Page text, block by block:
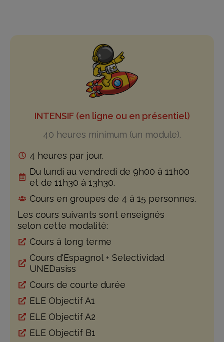
INTENSIF (en ligne ou en présentiel)
40 heures minimum (un module).
4 heures par jour.
Du lundi au vendredi de 9h00 à 11h00
et de 11h30 à 13h30.
Cours en groupes de 4 à 15 personnes.
Les cours suivants sont enseignés
selon cette modalité:
Cours à long terme
Cours d'Espagnol + Selectividad
UNEDasiss
Cours de courte durée
ELE Objectif A1
ELE Objectif A2
ELE Objectif B1